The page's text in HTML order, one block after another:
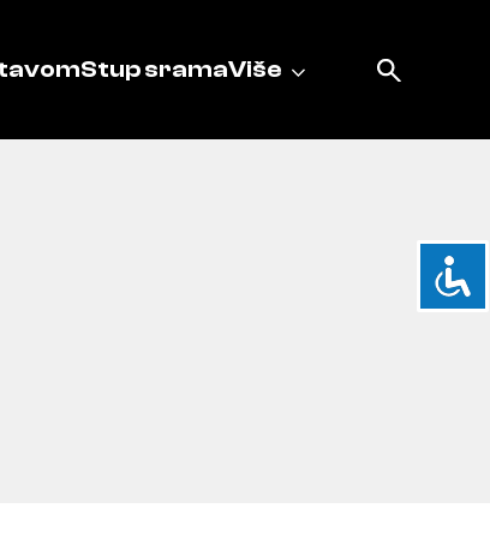
Stup sramaViše